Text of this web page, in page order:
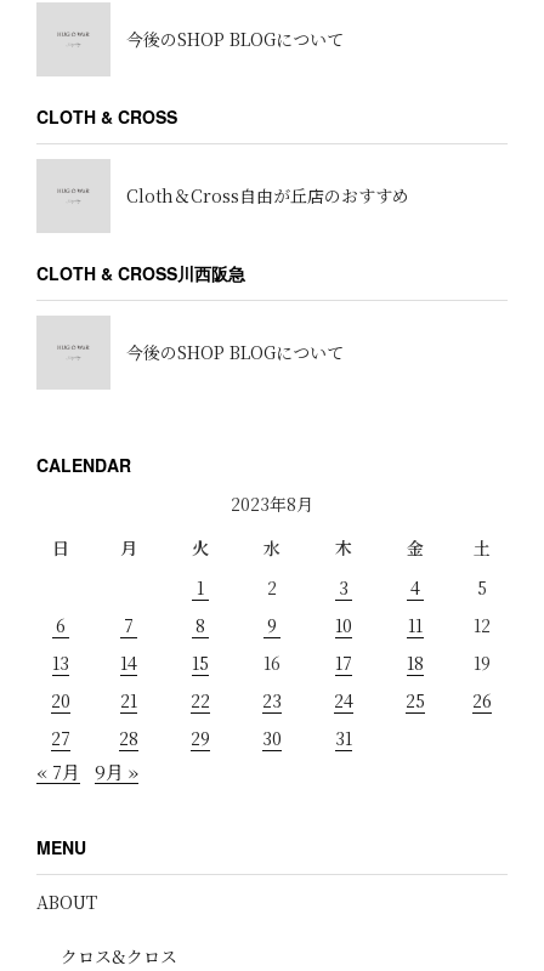
今後のSHOP BLOGについて
CLOTH & CROSS
Cloth＆Cross自由が丘店のおすすめ
CLOTH & CROSS川西阪急
今後のSHOP BLOGについて
CALENDAR
2023年8月
日
月 火 水 木 金
土
1
2 3 4
5
6
7 8 9 10 11
12
13
14 15 16 17 18
19
20
21 22 23 24 25
26
27
28 29 30 31
« 7月 9月 »
MENU
ABOUT
クロス&クロス